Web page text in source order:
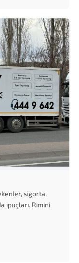
sigorta,
ipuçları. Rimini